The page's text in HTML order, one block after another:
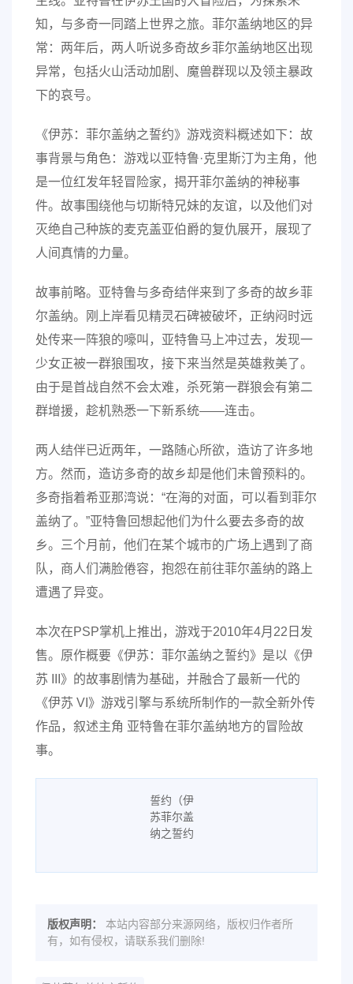
知，与多奇一同踏上世界之旅。菲尔盖纳地区的异
常：两年后，两人听说多奇故乡菲尔盖纳地区出现
异常，包括火山活动加剧、魔兽群现以及领主暴政
下的哀号。
《伊苏：菲尔盖纳之誓约》游戏资料概述如下：故
事背景与角色：游戏以亚特鲁·克里斯汀为主角，他
是一位红发年轻冒险家，揭开菲尔盖纳的神秘事
件。故事围绕他与切斯特兄妹的友谊，以及他们对
灭绝自己种族的麦克盖亚伯爵的复仇展开，展现了
人间真情的力量。
故事前略。亚特鲁与多奇结伴来到了多奇的故乡菲
尔盖纳。刚上岸看见精灵石碑被破坏，正纳闷时远
处传来一阵狼的嚎叫，亚特鲁马上冲过去，发现一
少女正被一群狼围攻，接下来当然是英雄救美了。
由于是首战自然不会太难，杀死第一群狼会有第二
群增援，趁机熟悉一下新系统——连击。
两人结伴已近两年，一路随心所欲，造访了许多地
方。然而，造访多奇的故乡却是他们未曾预料的。
多奇指着希亚那湾说：“在海的对面，可以看到菲尔
盖纳了。”亚特鲁回想起他们为什么要去多奇的故
乡。三个月前，他们在某个城市的广场上遇到了商
队，商人们满脸倦容，抱怨在前往菲尔盖纳的路上
遭遇了异变。
本次在PSP掌机上推出，游戏于2010年4月22日发
售。原作概要《伊苏：菲尔盖纳之誓约》是以《伊
苏 III》的故事剧情为基础，并融合了最新一代的
《伊苏 VI》游戏引擎与系统所制作的一款全新外传
作品，叙述主角 亚特鲁在菲尔盖纳地方的冒险故
事。
版权声明：
本站内容部分来源网络，版权归作者所
有，如有侵权，请联系我们删除!